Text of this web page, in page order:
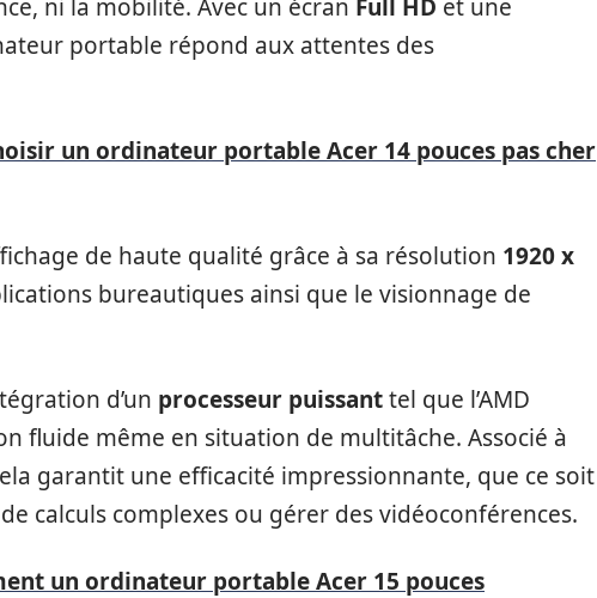
ni la mobilité. Avec un écran Full HD et une
portable répond aux attentes des
un ordinateur portable Acer 14 pouces pas cher
de haute qualité grâce à sa résolution 1920 x
bureautiques ainsi que le visionnage de
d’un processeur puissanttel que l’AMD
fluide même en situation de multitâche. Associé à
garantit une efficacité impressionnante, que ce soit
calculs complexes ou gérer des vidéoconférences.
un ordinateur portable Acer 15 pouces